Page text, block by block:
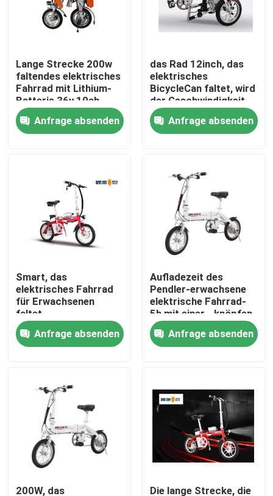
Kontakte
Elektro-Moped-Roller
Elektro-Motorroller
Elektrische Gleichgewicht Roller
Pedal-elektrischer Roller
Damen-elektrischer Roller
Lange Strecke 200w
faltendes elektrisches
Fahrrad mit Lithium-
Batterie 36v 10ah
Anfrage absenden
das Rad 12inch, das
elektrisches
BicycleCan faltet, wird
der Geschwindigkeit
25km/h in des Auto-
Stiefel-250w 36v8ah
gehalten
Anfrage absenden
Smart, das
elektrisches Fahrrad
für Erwachsenen
faltet
Anfrage absenden
Aufladezeit des
Pendler-erwachsene
elektrische Fahrrad-
5h mit einer - knöpfen
Sie das Falten
Anfrage absenden
200W, das Die lange Strecke, die